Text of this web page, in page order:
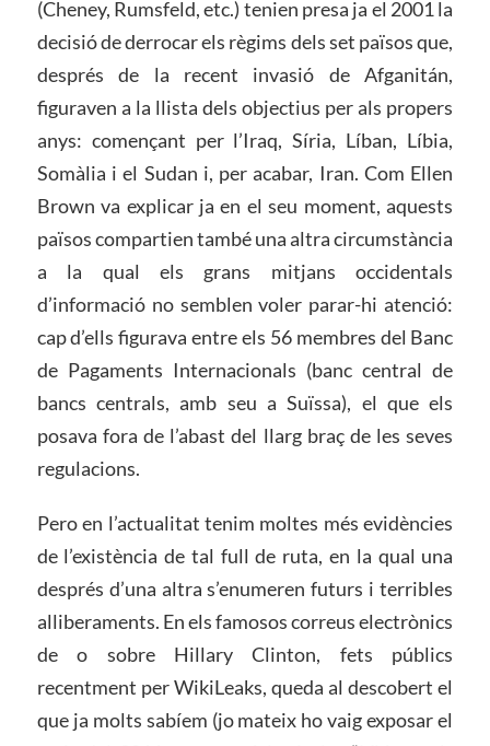
(Cheney, Rumsfeld, etc.) tenien presa ja el 2001 la
decisió de derrocar els règims dels set països que,
després de la recent invasió de Afganitán,
figuraven a la llista dels objectius per als propers
anys: començant per l’Iraq, Síria, Líban, Líbia,
Somàlia i el Sudan i, per acabar, Iran. Com Ellen
Brown va explicar ja en el seu moment, aquests
països compartien també una altra circumstància
a la qual els grans mitjans occidentals
d’informació no semblen voler parar-hi atenció:
cap d’ells figurava entre els 56 membres del Banc
de Pagaments Internacionals (banc central de
bancs centrals, amb seu a Suïssa), el que els
posava fora de l’abast del llarg braç de les seves
regulacions.
Pero en l’actualitat tenim moltes més evidències
de l’existència de tal full de ruta, en la qual una
després d’una altra s’enumeren futurs i terribles
alliberaments. En els famosos correus electrònics
de o sobre Hillary Clinton, fets públics
recentment per WikiLeaks, queda al descobert el
que ja molts sabíem (jo mateix ho vaig exposar el